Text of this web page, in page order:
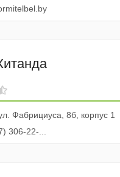
Фабрициуса, 8б, корпус 1
306-22-...